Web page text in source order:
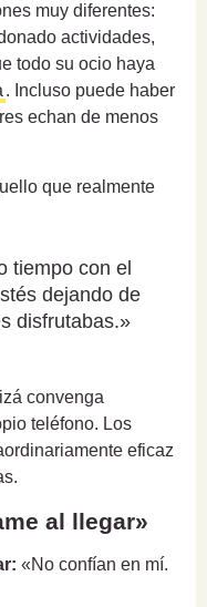
muy diferentes:
actividades,
todo su ocio haya
. Incluso puede haber
echan de menos
que realmente
tiempo con el
dejando de
disfrutabas.»
convenga
teléfono. Los
eficaz
al llegar»
«No confían en mí.